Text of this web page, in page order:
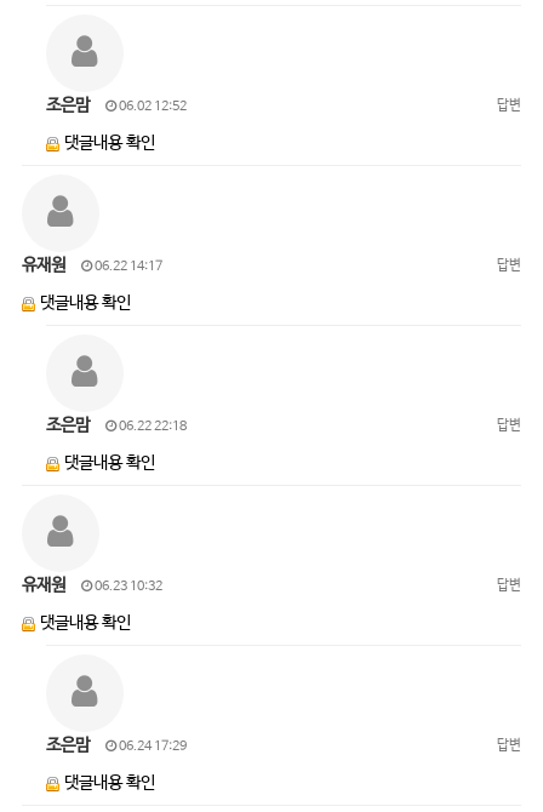
조은맘 06.02 12:52 답변
댓글내용 확인
유재원 06.22 14:17 답변
댓글내용 확인
조은맘 06.22 22:18 답변
댓글내용 확인
유재원 06.23 10:32 답변
댓글내용 확인
조은맘 06.24 17:29 답변
댓글내용 확인